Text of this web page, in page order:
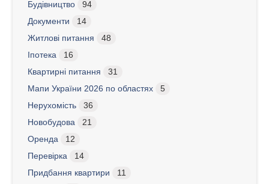
Будівництво
94
Документи
14
Житлові питання
48
Іпотека
16
Квартирні питання
31
Мапи України 2026 по областях
5
Нерухомість
36
Новобудова
21
Оренда
12
Перевірка
14
Придбання квартири
11